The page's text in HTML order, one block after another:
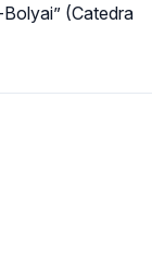
(Catedra